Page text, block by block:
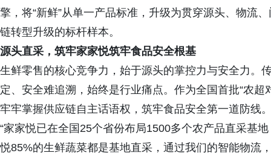
擎，将“新鲜”从单一产品标准，升级为贯穿源头、物流
链转型升级的标杆样本。
源头直采，筑牢家家悦筑牢食品安全根基
生鲜零售的核心竞争力，始于源头的掌控力与安全力。
定、安全难追溯，始终是行业痛点。作为全国首批“农超
牢牢掌握供应链自主话语权，筑牢食品安全第一道防线
“家家悦已在全国25个省份布局1500多个农产品直采基
悦85%的生鲜蔬菜都是基地直采，通过我们的智能物流